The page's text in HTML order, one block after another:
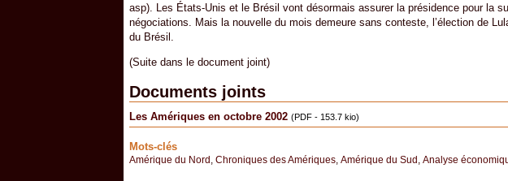
asp). Les États-Unis et le Brésil vont désormais assurer la présidence pour la
négociations. Mais la nouvelle du mois demeure sans conteste, l’élection de
du Brésil.
(Suite dans le document joint)
Documents joints
Les Amériques en octobre 2002 (PDF - 153.7 kio)
Mots-clés
Amérique du Nord Chroniques des Amériques, Amérique du Sud Analyse